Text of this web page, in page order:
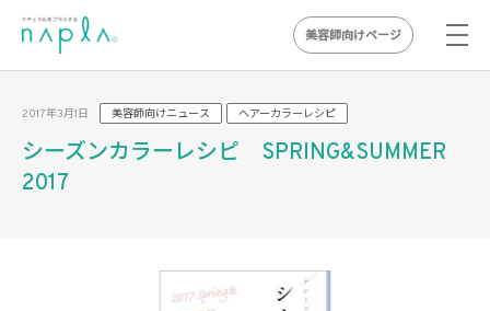
content
美容師向けページ
2017年3月1日 美容師向けニュース ヘアーカラーレシピ
シーズンカラーレシピ SPRING&SUMMER
2017